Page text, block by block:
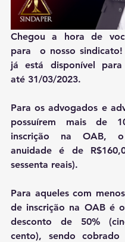
Chegou a hora de
para  o nosso
já está disponível para
até 31/03/2023.
Para os advogados e
possuírem mais de
inscrição na OAB,
anuidade é de
sessenta reais).
Para aqueles com
de inscrição na OAB é
desconto de 50%
cento), sendo